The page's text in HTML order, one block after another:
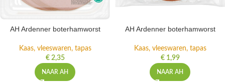
AH Ardenner boterhamworst
Kaas, vleeswaren, tapas
€2,35
NAAR AH
AH Ardenner boterhamworst
Kaas, vleeswaren, tapas
€1,99
NAAR AH